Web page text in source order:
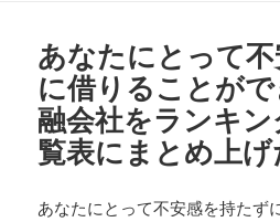
あなたにとって
に借りることが
融会社をランキ
覧表にまとめ上げ
あなたにとって不安感を持たず